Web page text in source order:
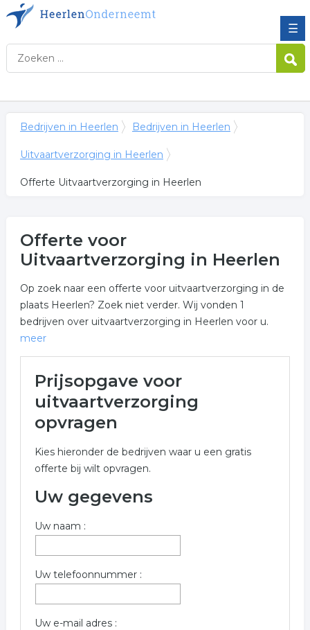
☰
Bedrijven in Heerlen Bedrijven in Heerlen
Uitvaartverzorging in Heerlen
Offerte Uitvaartverzorging in Heerlen
Offerte voor
Uitvaartverzorging in Heerlen
Op zoek naar een offerte voor uitvaartverzorging in de
plaats Heerlen? Zoek niet verder. Wij vonden 1
bedrijven over uitvaartverzorging in Heerlen voor u.
meer
in Heerlen
Onderstaand vindt u een overzicht van alle
uitvaartverzorging gerelateerde bedrijven in de
omgeving van Heerlen voor een vrijblijvende aanvraag.
Onderstaande bedrijven zijn gerelateerd aan
uitvaartverzorging in de plaats Heerlen. Gebruik het
offerte formulier om meer informatie op te vragen over
uitvaartverzorging in Heerlen.
Trefwoorden:
uitvaart uitvaartcentrum
begrafenisondernemer
Prijsopgave voor
uitvaartverzorging
opvragen
Kies hieronder de bedrijven waar u een gratis
offerte bij wilt opvragen.
Uw gegevens
Uw naam :
Uw telefoonnummer :
Uw e-mail adres :